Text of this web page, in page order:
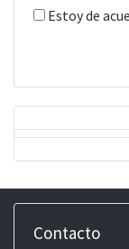
Estoy de
Contacto